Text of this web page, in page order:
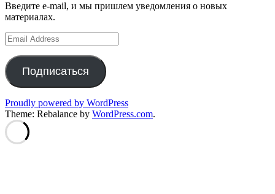
Введите e-mail, и мы пришлем уведомления о новых
материалах.
Email
Address
Подписаться
Proudly powered by WordPress
Theme: Rebalance by WordPress.com.